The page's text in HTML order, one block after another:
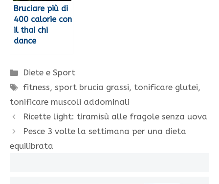
Bruciare più di
400 calorie con
il thai chi
dance
Categorie
Diete e Sport
Tag
fitness,sport brucia grassi, tonificare glutei,
tonificare muscoli addominali
Ricette light: tiramisù alle fragole senza uova
Pesce 3 volte la settimana per una dieta
equilibrata